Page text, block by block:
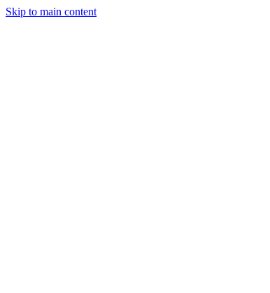
Skip to main content